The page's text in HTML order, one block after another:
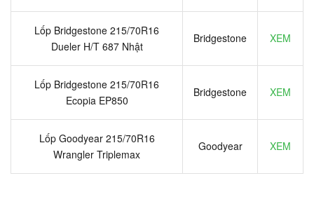
Lốp Bridgestone 215/70R16
Dueler H/T 687 Nhật
Bridgestone XEM
Lốp Bridgestone 215/70R16
Ecopia EP850
Bridgestone XEM
Lốp Goodyear 215/70R16
Wrangler Triplemax
Goodyear XEM